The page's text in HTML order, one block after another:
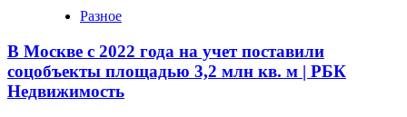
Разное
В Москве с 2022 года на учет поставили
соцобъекты площадью 3,2 млн кв. м | РБК
Недвижимость